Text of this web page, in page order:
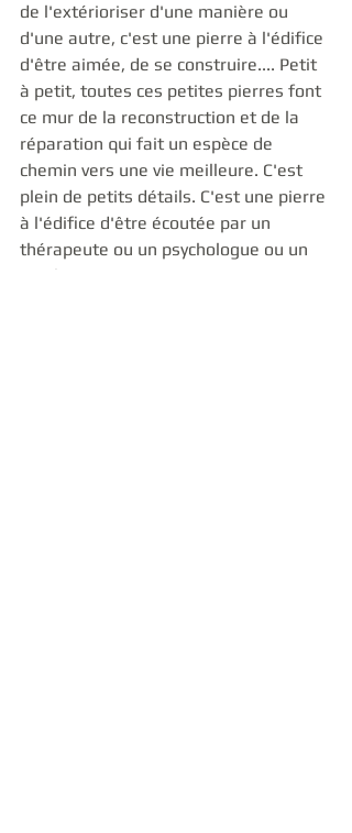
de l'extérioriser d'une manière ou
d'une autre, c'est une pierre à l'édifice
d'être aimée, de se construire.... Petit
à petit, toutes ces petites pierres font
ce mur de la reconstruction et de la
réparation qui fait un espèce de
chemin vers une vie meilleure. C'est
plein de petits détails. C'est une pierre
à l'édifice d'être écoutée par un
thérapeute ou un psychologue ou un
psychiatre, peu importe. mais encore